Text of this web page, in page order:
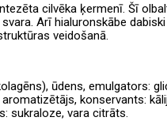
cilvēka ķermenī. Šī
Arī hialuronskābe
veidošanā.
ūdens, emulgators:
konservants:
sukraloze, vara citrāts.